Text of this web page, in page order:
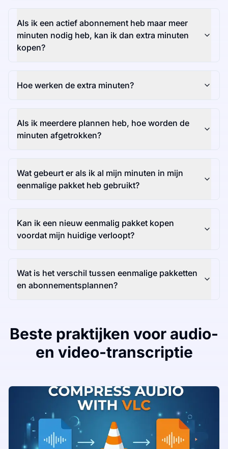
Als ik een actief abonnement heb maar meer
minuten nodig heb, kan ik dan extra minuten
kopen?
Hoe werken de extra minuten?
Als ik meerdere plannen heb, hoe worden de
minuten afgetrokken?
Wat gebeurt er als ik al mijn minuten in mijn
eenmalige pakket heb gebruikt?
Kan ik een nieuw eenmalig pakket kopen
voordat mijn huidige verloopt?
Wat is het verschil tussen eenmalige pakketten
en abonnementsplannen?
Beste praktijken voor audio-
en video-transcriptie